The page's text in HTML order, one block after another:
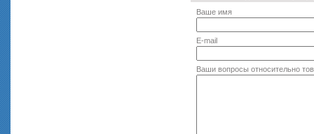
Ваше имя
E-mail
Ваши вопросы относительно